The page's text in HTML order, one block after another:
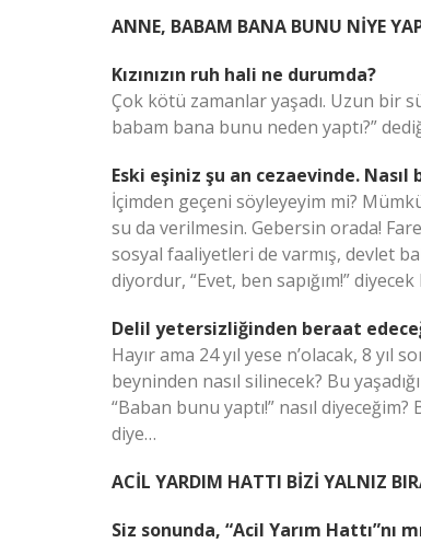
ANNE, BABAM BANA BUNU NİYE
Kızınızın ruh hali ne durumda?
Çok kötü zamanlar yaşadı. Uzun bir
babam bana bunu neden yaptı?”
Eski eşiniz şu an cezaevinde.
İçimden geçeni söyleyeyim mi?
su da verilmesin. Gebersin orada!
sosyal faaliyetleri de varmış, devlet
diyordur, “Evet, ben sapığım!”
Delil yetersizliğinden beraat
Hayır ama 24 yıl yese n’olacak, 8 yıl
beyninden nasıl silinecek? Bu
“Baban bunu yaptı!” nasıl
diye…
ACİL YARDIM HATTI BİZİ YALNIZ
Siz sonunda, “Acil Yarım Hattı”nı